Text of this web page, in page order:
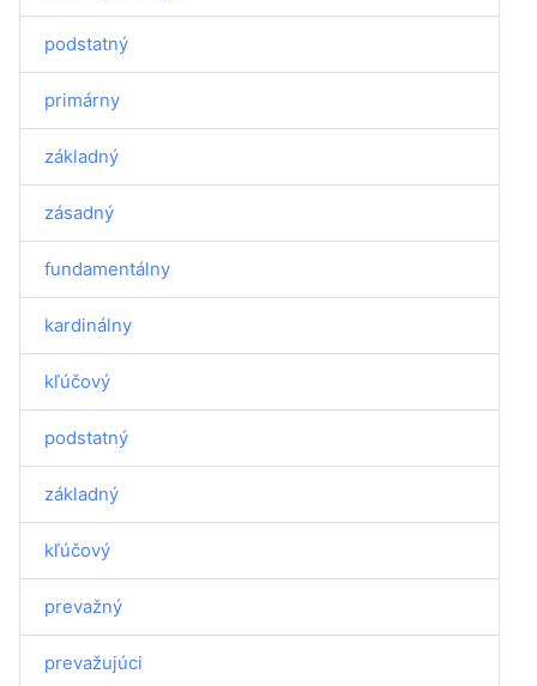
podstatný
primárny
základný
zásadný
fundamentálny
kardinálny
kľúčový
podstatný
základný
kľúčový
prevažný
prevažujúci